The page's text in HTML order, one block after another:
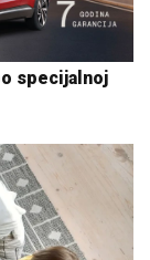
specijalnoj